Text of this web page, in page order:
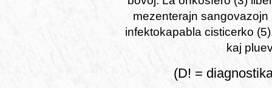
mezenterajn
infektokapabla cisticerko
kaj
(D! =